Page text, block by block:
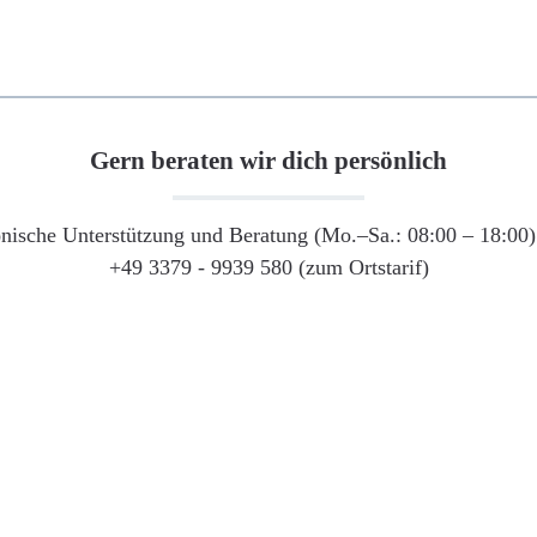
Gern beraten wir dich persönlich
Unterstützung und Beratung (Mo.–Sa.: 08:00 –
+49 3379 - 9939 580 (zum Ortstarif)